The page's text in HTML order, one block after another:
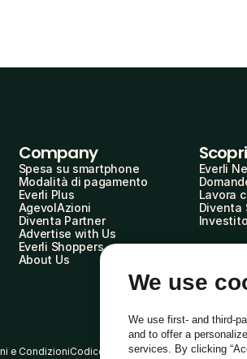
Company
Spesa su smartphone
Modalità di pagamento
Everli Plus
AgevolAzioni
Diventa Partner
Advertise with Us
Everli Shoppers
About Us
Everli
Lavora
Diventa
e CondizioniCodice Etico
We use
We use first- and third-
and to offer a
services. By clicking